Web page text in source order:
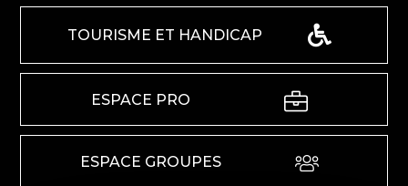
TOURISME ET HANDICAP
ESPACE PRO
ESPACE GROUPES